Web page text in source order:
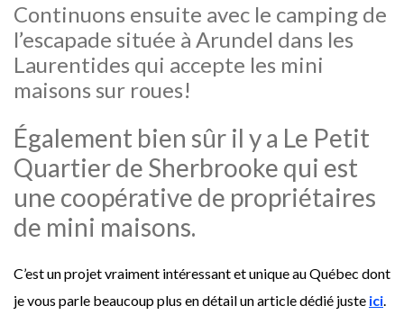
Continuons ensuite avec le camping de
l’escapade située à Arundel dans les
Laurentides qui accepte les mini
maisons sur roues!
Également bien sûr il y a Le Petit
Quartier de Sherbrooke qui est
une coopérative de propriétaires
de mini maisons.
C’est un projet vraiment intéressant et unique au Québec dont
je vous parle beaucoup plus en détail un article dédié juste ici.